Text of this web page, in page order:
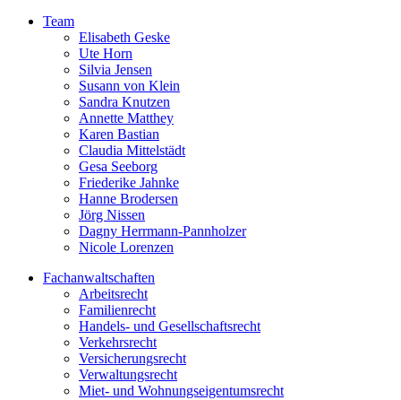
Team
Elisabeth Geske
Ute Horn
Silvia Jensen
Susann von Klein
Sandra Knutzen
Annette Matthey
Karen Bastian
Claudia Mittelstädt
Gesa Seeborg
Friederike Jahnke
Hanne Brodersen
Jörg Nissen
Dagny Herrmann-Pannholzer
Nicole Lorenzen
Fachanwaltschaften
Arbeitsrecht
Familienrecht
Handels- und Gesellschaftsrecht
Verkehrsrecht
Versicherungsrecht
Verwaltungsrecht
Miet- und Wohnungseigentumsrecht